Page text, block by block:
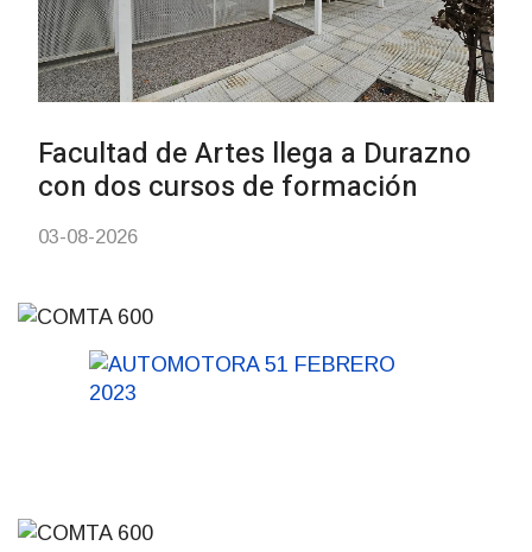
de carne
01-08-2026
Inauguran Destacamento de
Republicana en Durazno
31-07-2026